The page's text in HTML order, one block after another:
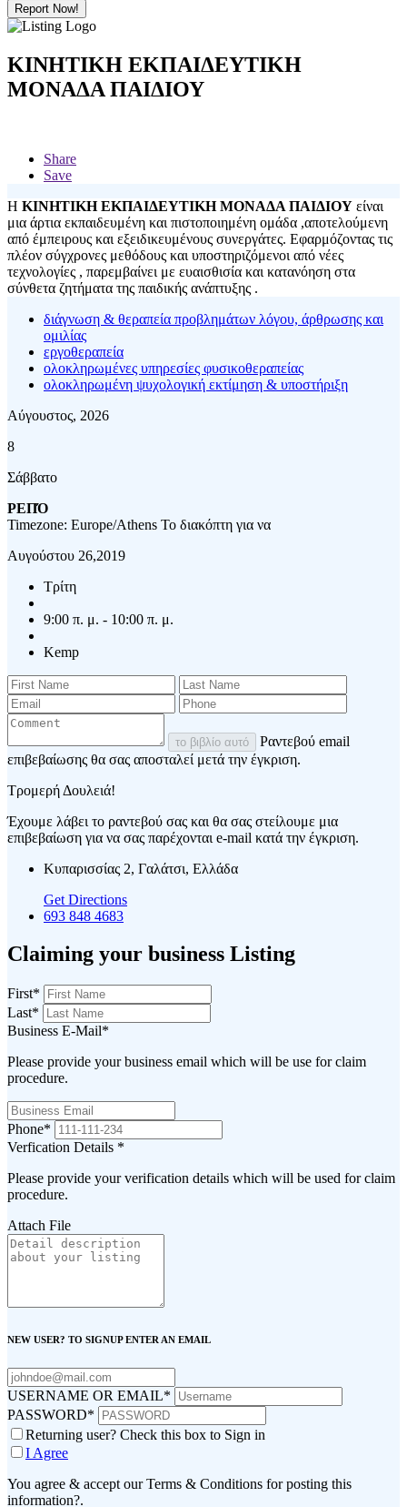
Report Now!
ΚΙΝΗΤΙΚΗ ΕΚΠΑΙΔΕΥΤΙΚΗ
ΜΟΝΑΔΑ ΠΑΙΔΙΟΥ
Share
Save
Η ΚΙΝΗΤΙΚΗ ΕΚΠΑΙΔΕΥΤΙΚΗ ΜΟΝΑΔΑ ΠΑΙΔΙΟΥ είναι
μια άρτια εκπαιδευμένη και πιστοποιημένη ομάδα ,αποτελούμενη
από έμπειρους και εξειδικευμένους συνεργάτες. Εφαρμόζοντας τις
πλέον σύγχρονες μεθόδους και υποστηριζόμενοι από νέες
τεχνολογίες , παρεμβαίνει με ευαισθισία και κατανόηση στα
σύνθετα ζητήματα της παιδικής ανάπτυξης .
διάγνωση & θεραπεία προβλημάτων λόγου, άρθρωσης και
ομιλίας
εργοθεραπεία
ολοκληρωμένες υπηρεσίες φυσικοθεραπείας
ολοκληρωμένη ψυχολογική εκτίμηση & υποστήριξη
Αύγουστος, 2026
8
Σάββατο
ΡΕΠΌ
Timezone: Europe/Athens Το διακόπτη για να
Αυγούστου 26,2019
Τρίτη
9:00 π. μ. - 10:00 π. μ.
Kemp
το βιβλίο αυτό
Ραντεβού email
επιβεβαίωσης θα σας αποσταλεί μετά την έγκριση.
Τρομερή Δουλειά!
Έχουμε λάβει το ραντεβού σας και θα σας στείλουμε μια
επιβεβαίωση για να σας παρέχονται e-mail κατά την έγκριση.
Κυπαρισσίας 2, Γαλάτσι, Ελλάδα
Get Directions
693 848 4683
Claiming your business Listing
First*
Last*
Business E-Mail*
Please provide your business email which will be use for claim
procedure.
Phone*
Verfication Details *
Please provide your verification details which will be used for claim
procedure.
Attach File
NEW USER? TO SIGNUP ENTER AN EMAIL
USERNAME OR EMAIL*
PASSWORD*
Returning user? Check this box to Sign in
I Agree
You agree & accept our Terms & Conditions for posting this
information?.